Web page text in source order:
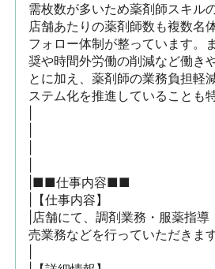
需枚数が多いため薬剤師スキル
店舗あたりの薬剤師数も複数名
フォロー体制が整っています。
奨や時間外労働の削減など働き
とに加え、薬剤師の業務負担軽
ステム化を推進していることも
|■■仕事内容■■
|【仕事内容】
|店舗にて、調剤業務・服薬指
売業務などを行っていただきます